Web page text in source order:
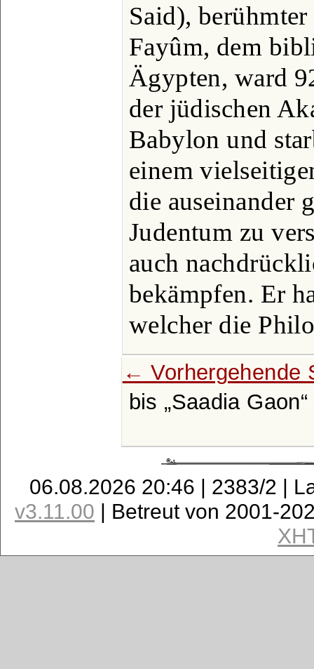
Said),
Fayûm, dem
Ägypten, ward
der jüdischen
Babylon und
einem
die auseinander
Judentum zu
auch
bekämpfen. Er
welcher die
← Vorhergehende
bis
Saadia Gaon
06.08.2026 20:46 | 2383/2 |
v3.11.00 | Betreut von 2001-